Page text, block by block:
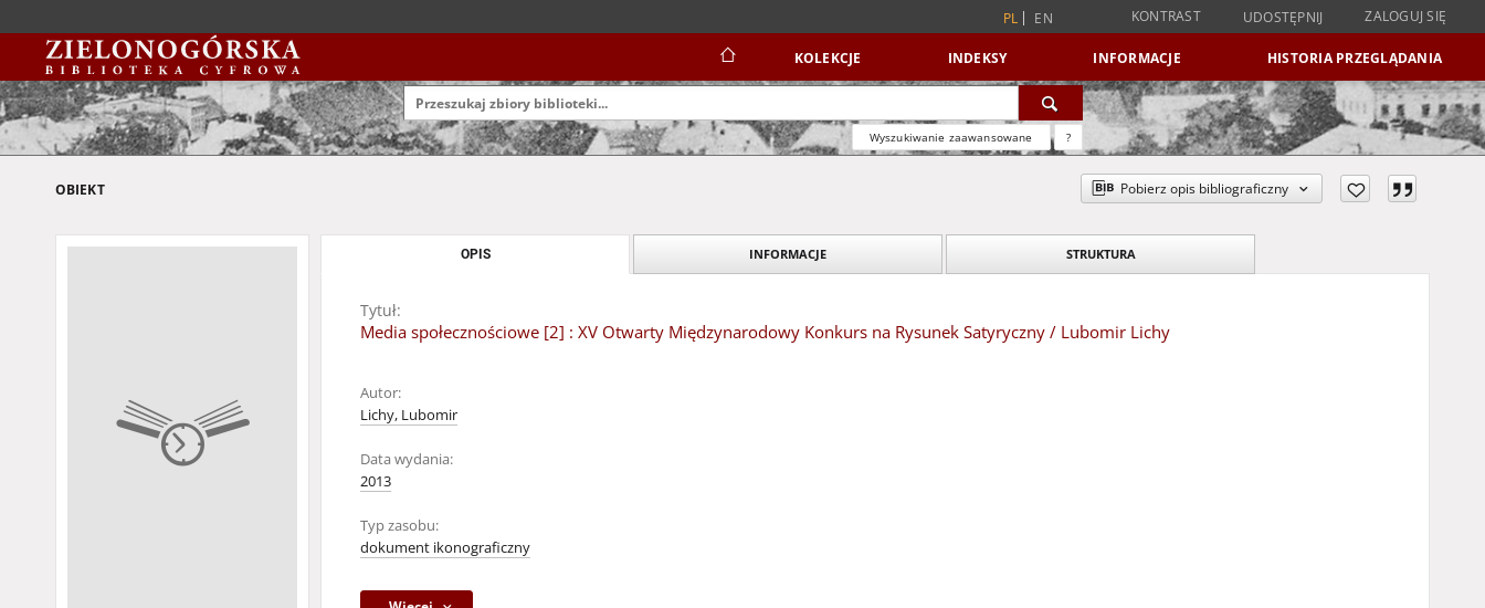
PL EN KONTRAST UDOSTĘPNIJ ZALOGUJ SIĘ
KOLEKCJE INDEKSY INFORMACJE HISTORIA PRZEGLĄDANIA
Wyszukiwanie zaawansowane ?
OBIEKT Pobierz opis bibliograficzny
OPIS INFORMACJE STRUKTURA
Tytuł:
Media społecznościowe [2] : XV Otwarty Międzynarodowy Konkurs na Rysunek Satyryczny / Lubomir Lichy
Autor:
Lichy, Lubomir
Data wydania:
2013
Typ zasobu:
dokument ikonograficzny